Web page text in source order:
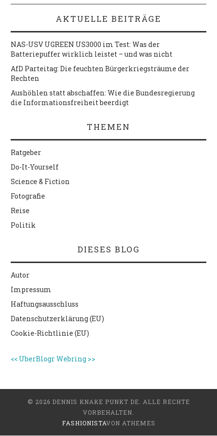
AKTUELLE BEITRÄGE
NAS-USV UGREEN US3000 im Test: Was der
Batteriepuffer wirklich leistet – und was nicht
AfD Parteitag: Die feuchten Bürgerkriegsträume der
Rechten
Aushöhlen statt abschaffen: Wie die Bundesregierung
die Informationsfreiheit beerdigt
THEMEN
Ratgeber
Do-It-Yourself
Science & Fiction
Fotografie
Reise
Politik
DIESES BLOG
Autor
Impressum
Haftungsausschluss
Datenschutzerklärung (EU)
Cookie-Richtlinie (EU)
<< UberBlogr Webring >>
© 2026 DENNIS KNAKE PUNKT DE. ALLE RECHTE
VORBEHALTEN.
FASHIONISTAVON ATHEMES